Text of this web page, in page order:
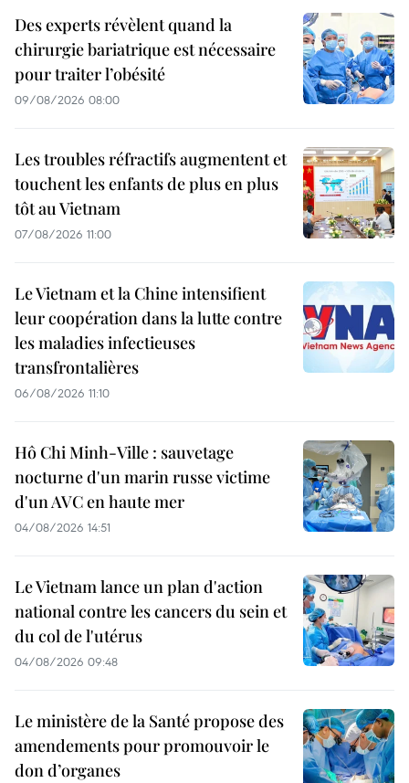
Des experts révèlent quand la
chirurgie bariatrique est nécessaire
pour traiter l’obésité
09/08/2026 08:00
Les troubles réfractifs augmentent et
touchent les enfants de plus en plus
tôt au Vietnam
07/08/2026 11:00
Le Vietnam et la Chine intensifient
leur coopération dans la lutte contre
les maladies infectieuses
transfrontalières
06/08/2026 11:10
Hô Chi Minh-Ville : sauvetage
nocturne d'un marin russe victime
d'un AVC en haute mer
04/08/2026 14:51
Le Vietnam lance un plan d'action
national contre les cancers du sein et
du col de l'utérus
04/08/2026 09:48
Le ministère de la Santé propose des
amendements pour promouvoir le
don d’organes